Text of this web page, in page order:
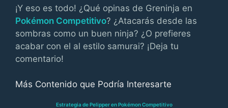
¡Y eso es todo! ¿Qué opinas de Greninja en
Pokémon Competitivo? ¿Atacarás desde las
sombras como un buen ninja? ¿O prefieres
acabar con el al estilo samurai? ¡Deja tu
comentario!
Más Contenido que Podría Interesarte
Estrategia de Pelipper en Pokémon Competitivo